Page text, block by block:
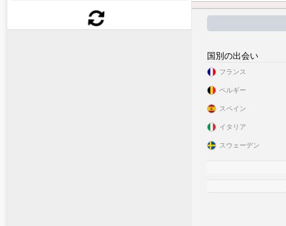
国別の出会い
フランス
ベルギー
スペイン
イタリア
スウェーデン